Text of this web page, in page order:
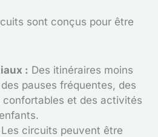
sont conçus pour être
: Des itinéraires moins
pauses fréquentes, des
confortables et des activités
Les circuits peuvent être